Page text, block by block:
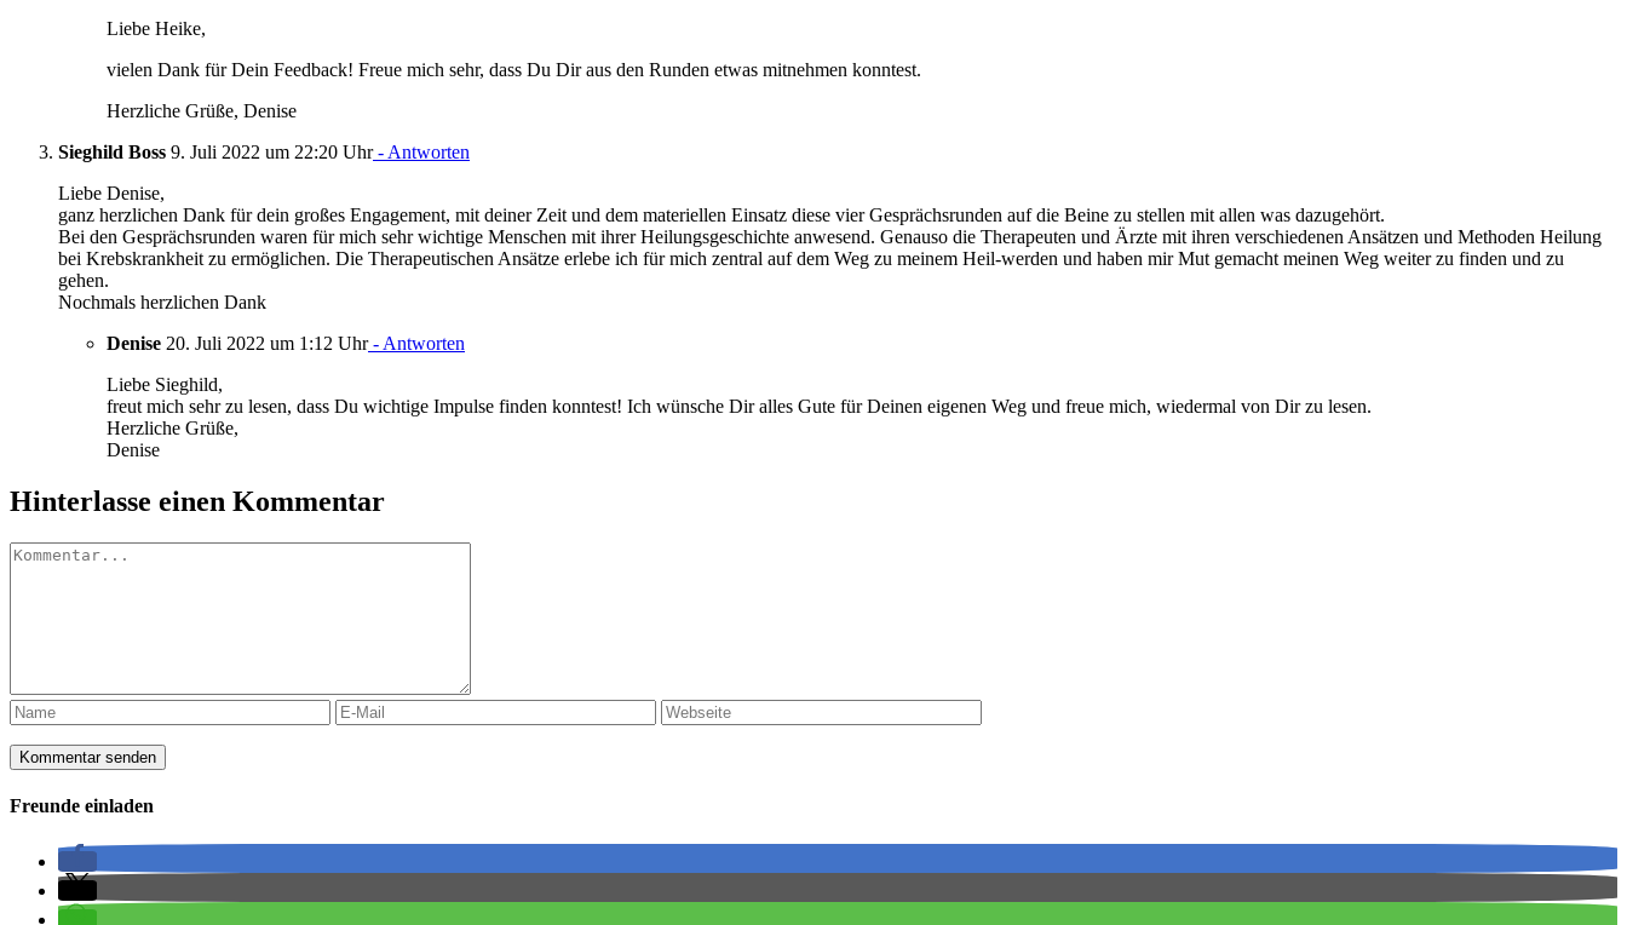
Liebe Heike,
vielen Dank für Dein Feedback! Freue mich sehr, dass Du Dir aus den Runden etwas mitnehmen konntest.
Herzliche Grüße, Denise
Sieghild Boss 9. Juli 2022 um 22:20 Uhr- Antworten
Liebe Denise,
ganz herzlichen Dank für dein großes Engagement, mit deiner Zeit und dem materiellen Einsatz diese vier Gesprächsrunden auf die Beine zu stellen mit allen was dazugehört.
Bei den Gesprächsrunden waren für mich sehr wichtige Menschen mit ihrer Heilungsgeschichte anwesend. Genauso die Therapeuten und Ärzte mit ihren verschiedenen Ansätzen und Methoden Heilung
bei Krebskrankheit zu ermöglichen. Die Therapeutischen Ansätze erlebe ich für mich zentral auf dem Weg zu meinem Heil-werden und haben mir Mut gemacht meinen Weg weiter zu finden und zu
gehen.
Nochmals herzlichen Dank
Denise 20. Juli 2022 um 1:12 Uhr- Antworten
Liebe Sieghild,
freut mich sehr zu lesen, dass Du wichtige Impulse finden konntest! Ich wünsche Dir alles Gute für Deinen eigenen Weg und freue mich, wiedermal von Dir zu lesen.
Herzliche Grüße,
Denise
Hinterlasse einen Kommentar
Kommentar
Freunde einladen